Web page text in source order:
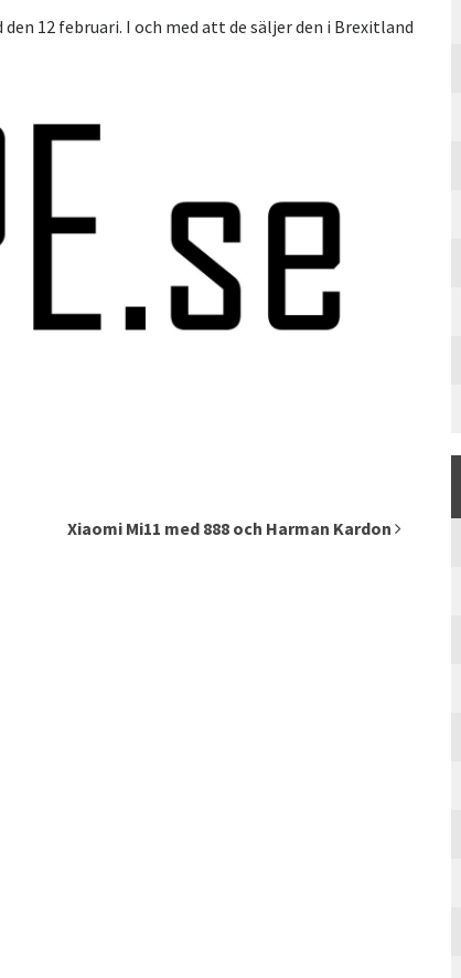
12 februari. I och med att de säljer den i Brexitland
Xiaomi Mi11 med 888 och Harman Kardon